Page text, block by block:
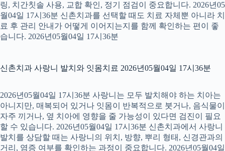
링, 치간칫솔 사용, 교합 확인, 정기 점검이 중요합니다. 2026년05
월04일 17시36분 신촌치과를 선택할 때도 치료 자체뿐 아니라 치
료 후 관리 안내가 어떻게 이어지는지를 함께 확인하는 편이 좋
습니다. 2026년05월04일 17시36분
신촌치과 사랑니 발치와 잇몸치료 2026년05월04일 17시36분
2026년05월04일 17시36분 사랑니는 모두 발치해야 하는 치아는
아니지만, 매복되어 있거나 잇몸이 반복적으로 붓거나, 음식물이
자주 끼거나, 옆 치아에 영향을 줄 가능성이 있다면 검진이 필요
할 수 있습니다. 2026년05월04일 17시36분 신촌치과에서 사랑니
발치를 상담할 때는 사랑니의 위치, 방향, 뿌리 형태, 신경관과의
거리, 염증 여부를 확인하는 과정이 중요합니다. 2026년05월04일